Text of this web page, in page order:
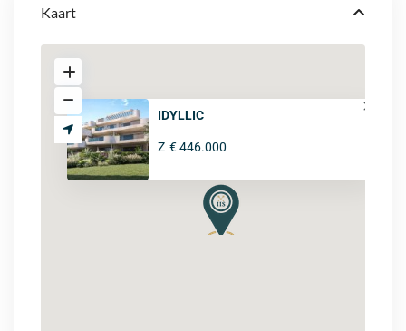
Kaart
IDYLLIC
Z € 446.000